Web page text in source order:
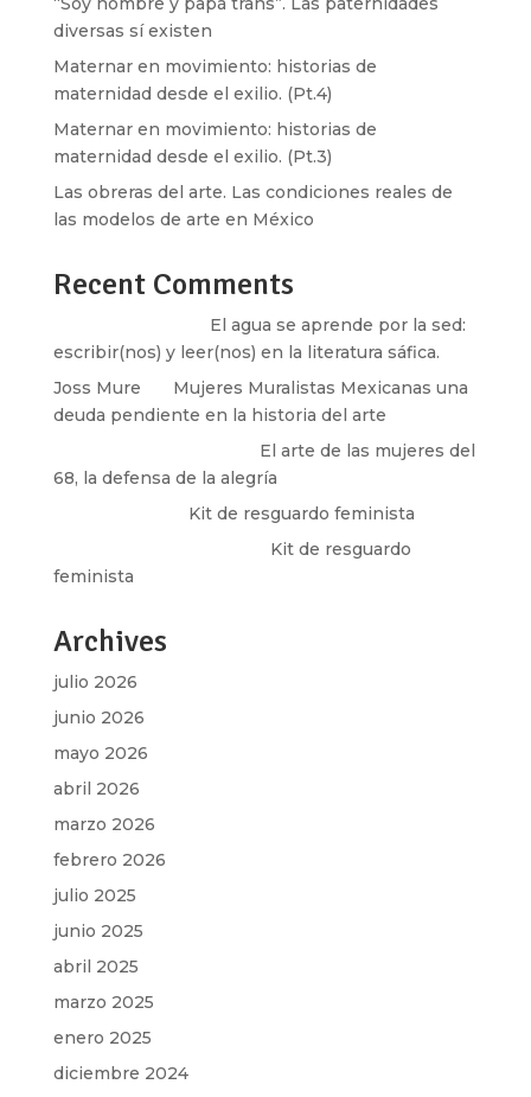
diversas sí existen
Maternar en movimiento: historias de
maternidad desde el exilio. (Pt.4)
Maternar en movimiento: historias de
maternidad desde el exilio. (Pt.3)
Las obreras del arte. Las condiciones reales de
las modelos de arte en México
Recent Comments
El agua se aprende por la sed:
escribir(nos) y leer(nos) en la literatura sáfica.
Joss Mure
Mujeres Muralistas Mexicanas una
deuda pendiente en la historia del arte
El arte de las mujeres del
68, la defensa de la alegría
Kit de resguardo feminista
Kit de resguardo
feminista
Archives
julio 2026
junio 2026
mayo 2026
abril 2026
marzo 2026
febrero 2026
julio 2025
junio 2025
abril 2025
marzo 2025
enero 2025
diciembre 2024